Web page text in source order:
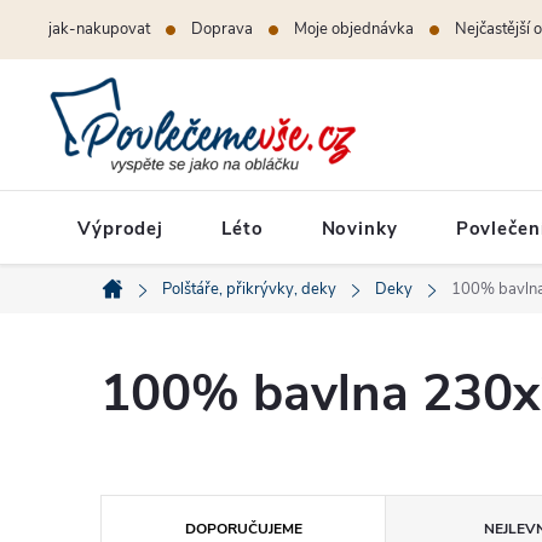
jak-nakupovat Doprava Moje objednávka Nejčastější
Výprodej Léto Novinky
Domů
Polštáře, přikrývky, deky Deky 100%
100% bavlna
DOPORUČUJEME